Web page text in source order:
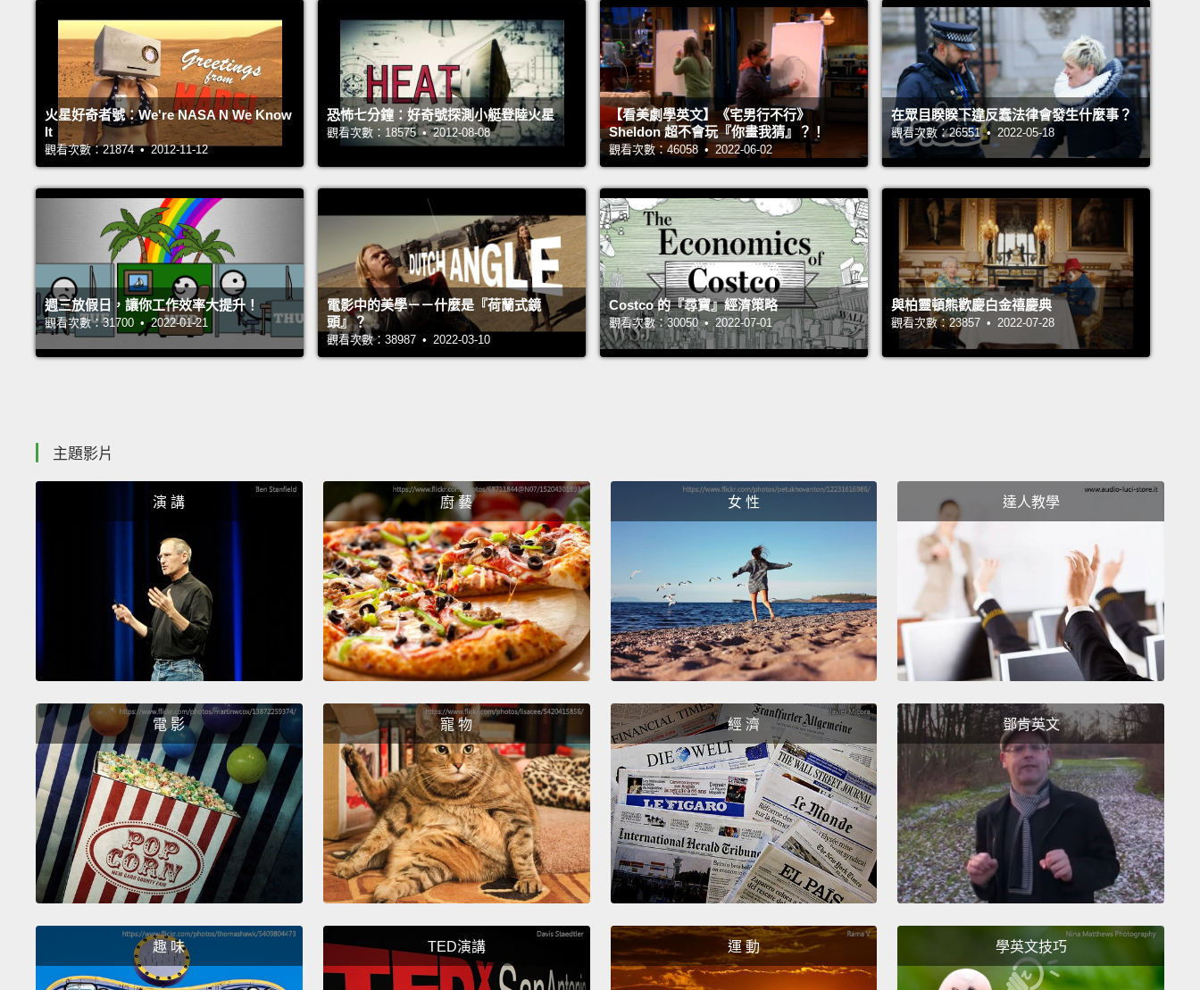
In my films, I've shown how certain people can become
monsters. But there's an even more frightening
possibility. What if anyone (you, me, next door neighbor)
has the capacity of evil? What if all of us, under the right
circumstances, are capable of committing most horrible
acts? What if I can prove it?
有個甚至更恐怖的可能性。如果任何人(你、我、隔壁鄰居)都
有邪惡的潛力怎麼辦？如果我們全部，在適當的狀況下，都有
能力犯下最可怕的罪行要怎麼辦？如果我能證明要怎麼辦？
Please continue!
請繼續!
火星好奇者號：We're NASA N We Know
It
觀看次數：21874 • 2012-11-12
恐怖七分鐘：好奇號探測小艇登陸火星
觀看次數：18575 • 2012-08-08
【看美劇學英文】《宅男行不行》
Sheldon 超不會玩『你畫我猜』？！
觀看次數：46058 • 2022-06-02
在眾目睽睽下違反蠢法律會發生什麼事？
觀看次數：26551 • 2022-05-18
週三放假日，讓你工作效率大提升！
觀看次數：31700 • 2022-01-21
電影中的美學－－什麼是『荷蘭式鏡
頭』？
觀看次數：38987 • 2022-03-10
Costco 的『尋寶』經濟策略
觀看次數：30050 • 2022-07-01
與柏靈頓熊歡慶白金禧慶典
觀看次數：23857 • 2022-07-28
主題影片
演 講 廚 藝 女 性 達人教學
電 影 寵 物 經 濟 鄧肯英文
趣 味 TED演講 運 動 學英文技巧